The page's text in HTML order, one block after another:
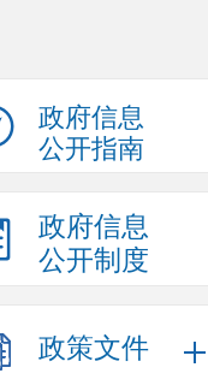
政府信息
公开指南
政府信息
公开制度
政策文件